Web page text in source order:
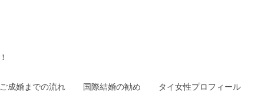
ご成婚までの流れ 国際結婚の勧め タイ女性プロフィール